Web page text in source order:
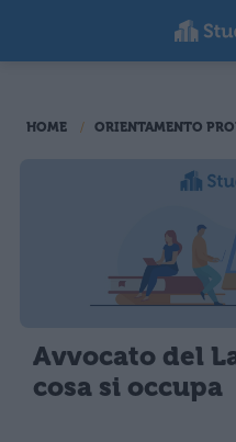
HOME ORIENTAMENTO
Avvocato del
cosa si occupa